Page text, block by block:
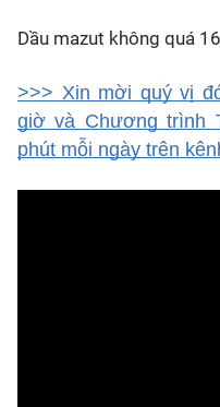
Dầu mazut không quá
>>> Xin mời quý vị
giờ và Chương trình
phút mỗi ngày trên